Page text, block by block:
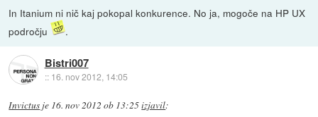
In Itanium ni nič kaj pokopal konkurence. No ja, mogoče na HP UX
področju
.
Bistri007
:: 16. nov 2012, 14:05
Invictus je 16. nov 2012 ob 13:25izjavil: